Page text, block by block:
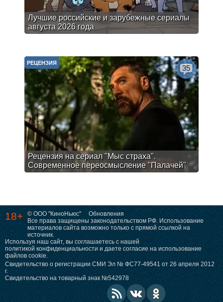
Лучшие российские и зарубежные сериалы
августа 2026 года
Рецензия на сериал "Мыс страха".
Современное переосмысление "Палачей"
РЕЦЕНЗИЯ
35
18+ © ООО "КиноНьюс"
Обновления
Все права защищены законодательством РФ. Использование
материалов сайта возможно только с прямой ссылкой на
источник.
Используя наш сайт, вы соглашаетесь с нашей
политикой конфиденциальности и даете согласие на использование
файлов cookie.
Свидетельство о регистрации СМИ Эл № ФС77-49541 от 26 апреля 2012
г.
Свидетельство на товарный знак №542978